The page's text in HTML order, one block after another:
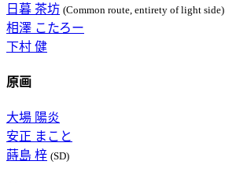
日暮 茶坊 (Common route, entirety of light side)
相澤 こたろー
下村 健
原画
大場 陽炎
安正 まこと
蒔島 梓 (SD)